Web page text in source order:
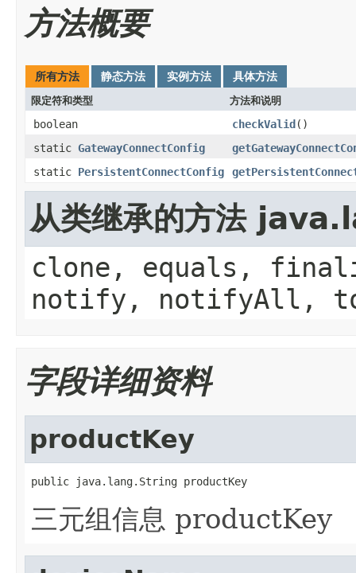
方法概要
所有方法 静态方法 实例方法 具体方法
限定符和类型 方法和说明
boolean checkValid()
static GatewayConnectConfig
static PersistentConnectConfig
从类继承的方法
clone, equals,
notify, notifyAll,
字段详细资料
productKey
public java.lang.String productKey
三元组信息 productKey